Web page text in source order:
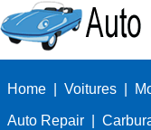
Home Voitures
Auto Repair